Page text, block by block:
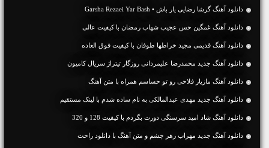
دانلود آهنگ گرشا رضایی یار باش • Garsha Rezaei Yar Bash
دانلود آهنگ غمگین حس عجیب شهاب رمضان با کیفیت عالی
دانلود آهنگ قدیمی مجید خراطها طوفان با کیفیت فوق العاده
دانلود آهنگ جدید محمدرضا علیمردانی روزگار تیتراژ سریال کامیون
دانلود آهنگ مازیار فلاحی رو تو حساسم همراه با متن آهنگ
دانلود آهنگ جديد مهدی عبدالمالکی به نام ساده شدم با لینک مستقیم
دانلود آهنگ شاد امید سرسنگی دورت بگردم با کیفیت 128 و 320
دانلود آهنگ جديد مهراب زهر چشم و متن آهنگ با دانلود راحت